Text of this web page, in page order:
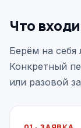
Что
Берём на себя
Конкретный
или разовой